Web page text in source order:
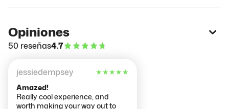
Opiniones
50 reseñas4.7
jessiedempsey ★★★★★
Amazed!
Really cool experience, and
worth making your way out to